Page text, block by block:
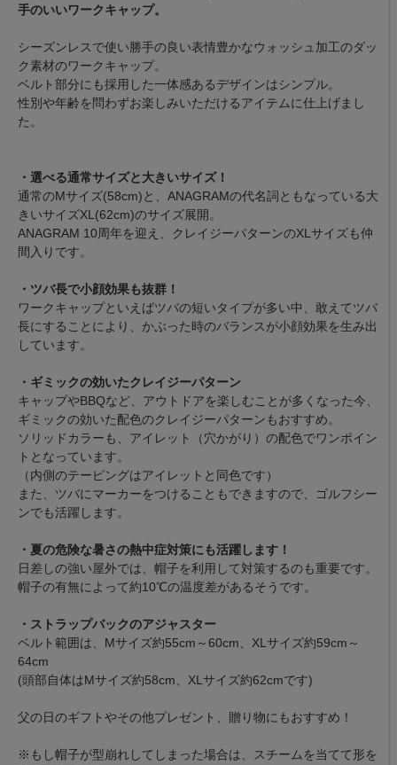
手のいいワークキャップ。
シーズンレスで使い勝手の良い表情豊かなウォッシュ加工のダッ
ク素材のワークキャップ。
ベルト部分にも採用した一体感あるデザインはシンプル。
性別や年齢を問わずお楽しみいただけるアイテムに仕上げまし
た。
・選べる通常サイズと大きいサイズ！
通常のMサイズ(58cm)と、ANAGRAMの代名詞ともなっている大
きいサイズXL(62cm)のサイズ展開。
ANAGRAM 10周年を迎え、クレイジーパターンのXLサイズも仲
間入りです。
・ツバ長で小顔効果も抜群！
ワークキャップといえばツバの短いタイプが多い中、敢えてツバ
長にすることにより、かぶった時のバランスが小顔効果を生み出
しています。
・ギミックの効いたクレイジーパターン
キャップやBBQなど、アウトドアを楽しむことが多くなった今、
ギミックの効いた配色のクレイジーパターンもおすすめ。
ソリッドカラーも、アイレット（穴かがり）の配色でワンポイン
トとなっています。
（内側のテーピングはアイレットと同色です）
また、ツバにマーカーをつけることもできますので、ゴルフシー
ンでも活躍します。
・夏の危険な暑さの熱中症対策にも活躍します！
日差しの強い屋外では、帽子を利用して対策するのも重要です。
帽子の有無によって約10℃の温度差があるそうです。
・ストラップバックのアジャスター
ベルト範囲は、Mサイズ約55cm～60cm、XLサイズ約59cm～
64cm
(頭部自体はMサイズ約58cm、XLサイズ約62cmです)
父の日のギフトやその他プレゼント、贈り物にもおすすめ！
※もし帽子が型崩れしてしまった場合は、スチームを当てて形を